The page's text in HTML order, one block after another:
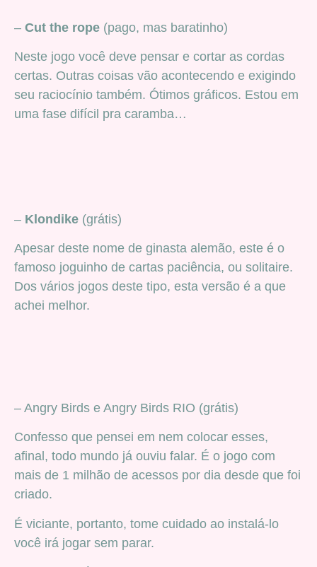
– Cut the rope (pago, mas baratinho)
Neste jogo você deve pensar e cortar as cordas
certas. Outras coisas vão acontecendo e exigindo
seu raciocínio também. Ótimos gráficos. Estou em
uma fase difícil pra caramba…
– Klondike (grátis)
Apesar deste nome de ginasta alemão, este é o
famoso joguinho de cartas paciência, ou solitaire.
Dos vários jogos deste tipo, esta versão é a que
achei melhor.
– Angry Birds e Angry Birds RIO (grátis)
Confesso que pensei em nem colocar esses,
afinal, todo mundo já ouviu falar. É o jogo com
mais de 1 milhão de acessos por dia desde que foi
criado.
É viciante, portanto, tome cuidado ao instalá-lo
você irá jogar sem parar.